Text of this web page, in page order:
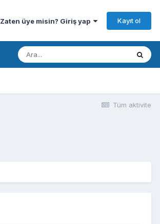
Zaten üye misin? Giriş yap Kayıt ol
Tüm aktivite